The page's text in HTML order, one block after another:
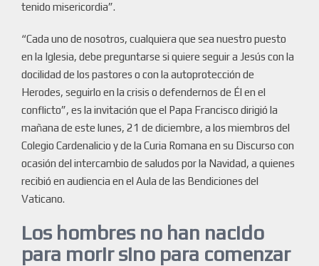
tenido misericordia”.
“Cada uno de nosotros, cualquiera que sea nuestro puesto
en la Iglesia, debe preguntarse si quiere seguir a Jesús con la
docilidad de los pastores o con la autoprotección de
Herodes, seguirlo en la crisis o defendernos de Él en el
conflicto”, es la invitación que el Papa Francisco dirigió la
mañana de este lunes, 21 de diciembre, a los miembros del
Colegio Cardenalicio y de la Curia Romana en su Discurso con
ocasión del intercambio de saludos por la Navidad, a quienes
recibió en audiencia en el Aula de las Bendiciones del
Vaticano.
Los hombres no han nacido
para morir sino para comenzar